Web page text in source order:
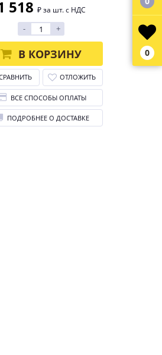
518 ₽ за шт. с НДС
- +
В КОРЗИНУ
ОТЛОЖИТЬ
ВСЕ СПОСОБЫ ОПЛАТЫ
ПОДРОБНЕЕ О ДОСТАВКЕ
0